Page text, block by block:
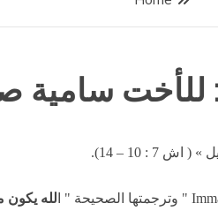
للأخت سامية
7 : 10 – 14).
" وترجمتها الصحيحة " ا لله يكون